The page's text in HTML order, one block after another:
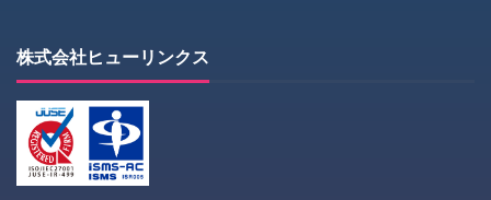
株式会社ヒューリンクス